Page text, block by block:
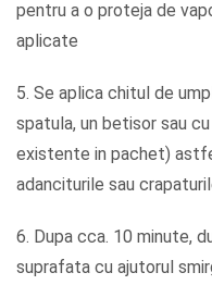
pentru a o proteja de
aplicate
5. Se aplica chitul de
spatula, un betisor sau
existente in pachet)
adanciturile sau
6. Dupa cca. 10 minute,
suprafata cu ajutorul